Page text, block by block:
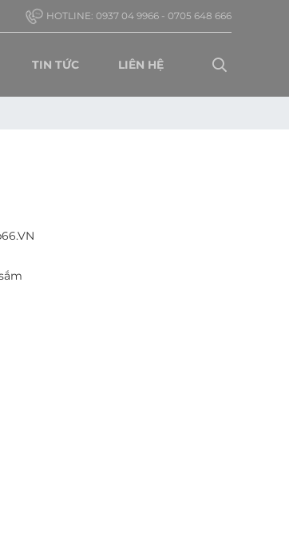
HOTLINE: 0937 04 9966 - 0705 648 666
TIN TỨC LIÊN HỆ